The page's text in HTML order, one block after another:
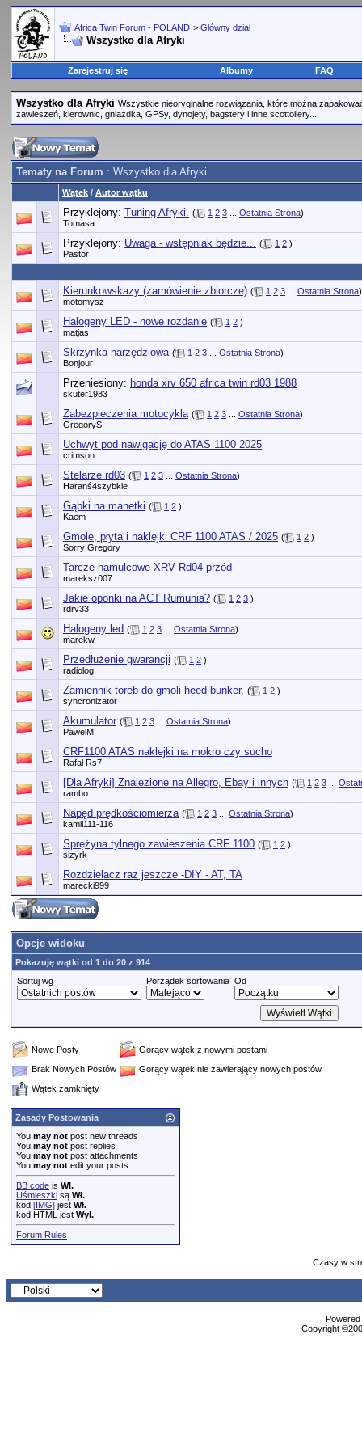
Africa Twin Forum - POLAND > Główny dział
Wszystko dla Afryki
Zarejestruj się Albumy FAQ
Wszystko dla Afryki Wszystkie nieoryginalne rozwiązania, które można
zawieszeń, kierownic, gniazdka, GPSy, dynojety, bagstery i inne scottoilery...
Tematy na Forum : Wszystko dla Afryki
Wątek / Autor wątku
Przyklejony: Tuning Afryki. ( 1 2 3 Ostatnia Strona)
Tomasa
Przyklejony: Uwaga - wstępniak będzie... ( 1 2 )
Pastor
Kierunkowskazy (zamówienie zbiorcze) ( 1 2 3 Ostatnia Strona)
motomysz
Halogeny LED - nowe rozdanie ( 1 2 )
matjas
Skrzynka narzędziowa ( 1 2 3 Ostatnia Strona)
Bonjour
Przeniesiony: honda xrv 650 africa twin rd03 1988
skuter1983
Zabezpieczenia motocykla ( 1 2 3 Ostatnia Strona)
GregoryS
Uchwyt pod nawigację do ATAS 1100 2025
crimson
Stelarze rd03 ( 1 2 3 Ostatnia Strona)
Haranś4szybkie
Gąbki na manetki ( 1 2 )
Kaem
Gmole, płyta i naklejki CRF 1100 ATAS / 2025 ( 1 2 )
Sorry Gregory
Tarcze hamulcowe XRV Rd04 przód
mareksz007
Jakie oponki na ACT Rumunia? ( 1 2 3 )
rdrv33
Halogeny led ( 1 2 3 Ostatnia Strona)
marekw
Przedłużenie gwarancji ( 1 2 )
radiolog
Zamiennik toreb do gmoli heed bunker. ( 1 2 )
syncronizator
Akumulator ( 1 2 3 Ostatnia Strona)
PawelM
CRF1100 ATAS naklejki na mokro czy sucho
Rafał Rs7
[Dla Afryki] Znalezione na Allegro, Ebay i innych ( 1 2 3
rambo
Napęd prędkościomierza ( 1 2 3 Ostatnia Strona)
kamil111-116
Sprężyna tylnego zawieszenia CRF 1100 ( 1 2 )
sizyrk
Rozdzielacz raz jeszcze -DIY - AT, TA
marecki999
Opcje widoku
Pokazuję wątki od 1 do 20 z 914
Sortuj wg
Porządek sortowania Od
Nowe Posty
Gorący wątek z nowymi postami
Brak Nowych Postów
Gorący wątek nie zawierający nowych postów
Wątek zamknięty
Zasady Postowania
You may not post new threads
You may not post replies
You may not post attachments
You may not edit your posts
BB code is Wł.
Uśmieszki są Wł.
kod [IMG] jest Wł.
kod HTML jest Wył.
Forum Rules
Czasy w
Copyright